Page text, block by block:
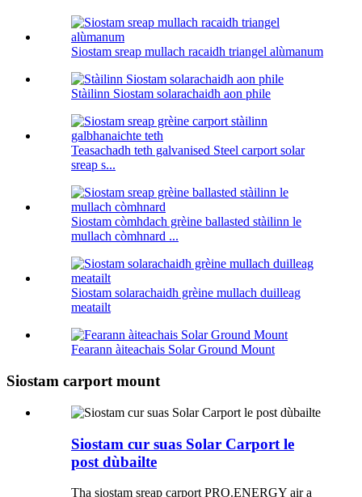
Siostam sreap mullach racaidh triangel alùmanum
Stàilinn Siostam solarachaidh aon phile
Teasachadh teth galvanised Steel carport solar
sreap s...
Siostam còmhdach grèine ballasted stàilinn le
mullach còmhnard ...
Siostam solarachaidh grèine mullach duilleag
meatailt
Fearann ​​​​àiteachais Solar Ground Mount
Siostam carport mount
Siostam cur suas Solar Carport le
post dùbailte
Tha siostam sreap carport PRO.ENERGY air a